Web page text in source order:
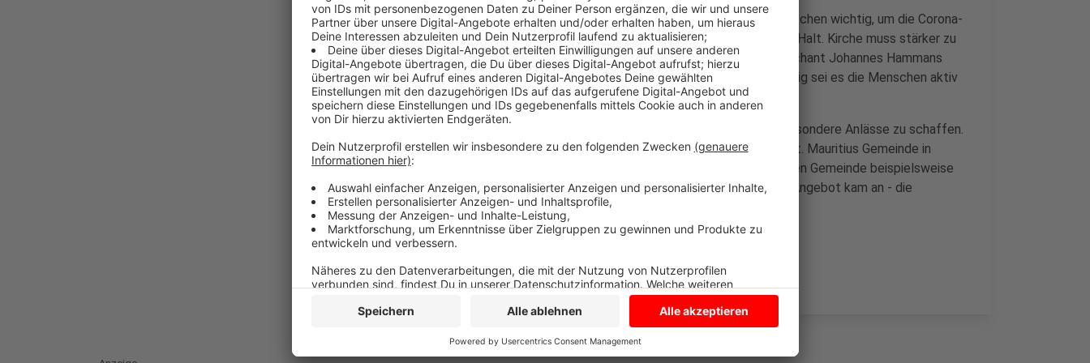
Demnach waren Wissenschaft, Familie und Nachbarn für die Menschen wichtig, um die Corona-
Krise zu bewältigen. In der Religion fanden weniger als ein Drittel Halt. Kirche muss stärker zu
den Menschen gehen und sich als Krisenhelfer anbieten, sagt Dechant Johannes Hammans
von der katholischen Anna Katharina Gemeinde in Coesfeld. Wichtig sei es die Menschen aktiv
anzusprechen und ein offenes Ohr für sie zu haben.
Für die Lambertusgemeinde in Ascheberg geht es auch darum besondere Anlässe zu schaffen.
Denn bei Kommunionsfeiern oder Festen sei die Kirche voll. Die St. Mauritius Gemeinde in
Nordkirchen hat in der Pandemie gemeinsam mit der evangelischen Gemeinde beispielsweise
Gottesdienste im Streichelzoo oder am Dorfteich gefeiert. Das Angebot kam an - die
Gemeinde will es fortsetzen und weiterentwickeln.
Anzeige